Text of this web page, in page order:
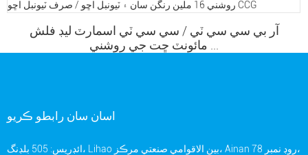
آر بي سي سي ٽي / سي سي ٽي اسمارٽ ليڊ فلش
اسان سان رابطو ڪريو
ائڊريس: 505 بلڊنگ، Lihao بين الاقوامي صنعتي مرڪز، Ainan روڊ ​​نمبر 78،